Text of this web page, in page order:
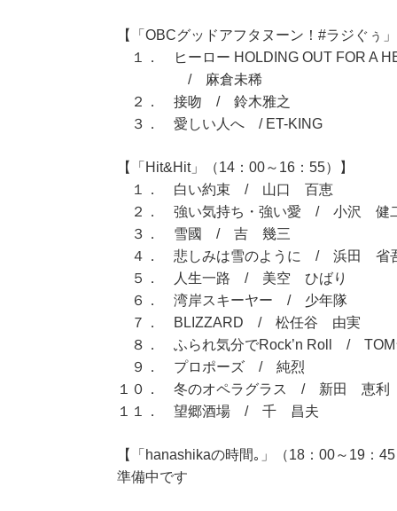
【「OBCグッドアフタヌーン！#ラジぐぅ
１． ヒーロー HOLDING OUT FOR A
/ 麻倉未稀
２． 接吻 / 鈴木雅之
３． 愛しい人へ / ET-KING
【「Hit&Hit」（14：00～16：55）】
１． 白い約束 / 山口 百恵
２． 強い気持ち・強い愛 / 小沢 健
３． 雪國 / 吉 幾三
４． 悲しみは雪のように / 浜田 省
５． 人生一路 / 美空 ひばり
６． 湾岸スキーヤー / 少年隊
７． BLIZZARD / 松任谷 由実
８． ふられ気分でRock’n Roll /
９． プロポーズ / 純烈
１０． 冬のオペラグラス / 新田 恵利
１１． 望郷酒場 / 千 昌夫
【「hanashikaの時間｡」（18：00～19：
準備中です